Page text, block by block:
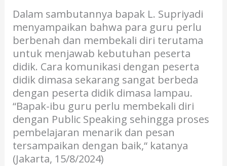
Dalam sambutannya bapak L. Supriyadi
menyampaikan bahwa para guru perlu
berbenah dan membekali diri terutama
untuk menjawab kebutuhan peserta
didik. Cara komunikasi dengan peserta
didik dimasa sekarang sangat berbeda
dengan peserta didik dimasa lampau.
“Bapak-ibu guru perlu membekali diri
dengan Public Speaking sehingga proses
pembelajaran menarik dan pesan
tersampaikan dengan baik,“ katanya
(Jakarta, 15/8/2024)